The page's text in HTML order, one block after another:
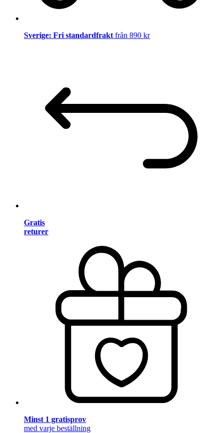
Sverige: Fri standardfrakt från 890 kr
Gratis
returer
Minst 1 gratisprov
med varje beställning